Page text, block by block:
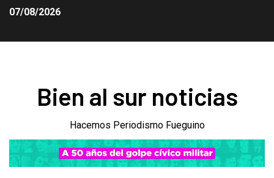
07/08/2026
Bien al sur noticias
Hacemos Periodismo Fueguino